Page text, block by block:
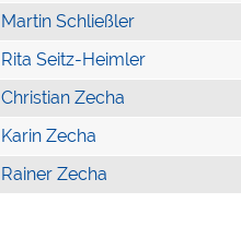
Martin Schließler
Rita Seitz-Heimler
Christian Zecha
Karin Zecha
Rainer Zecha